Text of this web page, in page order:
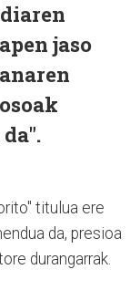
jaso
titulua ere
da, presioa
durangarrak.